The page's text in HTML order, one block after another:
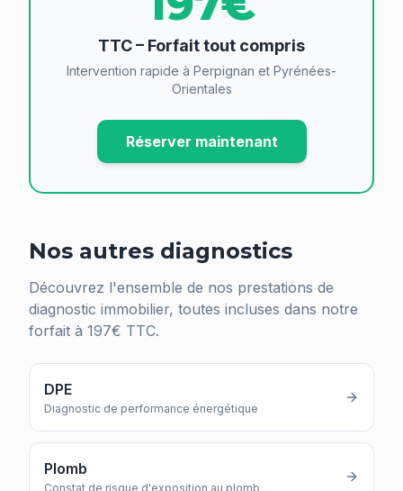
TTC – Forfait tout compris
Intervention rapide à Perpignan et Pyrénées-
Orientales
Réserver maintenant
Nos autres diagnostics
Découvrez l'ensemble de nos prestations de
diagnostic immobilier, toutes incluses dans notre
forfait à 197€ TTC.
DPE
Diagnostic de performance énergétique
Plomb
Constat de risque d'exposition au plomb